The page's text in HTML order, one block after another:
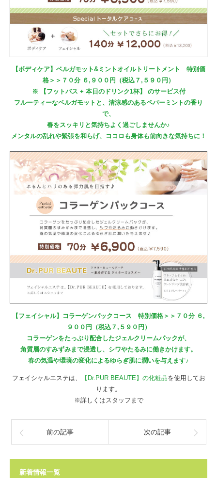
【ボディケア】ベルガモット&ミントオイルトリートメント 特別価
格＞＞７０分 ６,９００円（税込７,５９０円）
※ 【フットバス + 本日のドリンク1杯】 のサービス付
フルーティーなベルガモットと、清涼感のあるペパーミントの香り
で、
春をスッキリと気持ちよく過ごしませんか♪
メンタルの乱れや緊張を和らげ、ココロも身体も前向きな気持ちに！
【フェイシャル】コラーゲンパックコース 特別価格＞＞７０分 ６,
９００円（税込７,５９０円）
コラーゲンをたっぷり配合したジェルクリームパックが、
角質層のすみずみまで浸透し、シワやたるみに働きかけます。
春の気温や環境の変化によるゆらぎ肌に潤いを与えます♪
フェイシャルエステは、 【Dr.PUR BEAUTE】の化粧品を使用してお
ります。
※詳しくはスタッフまで
前の記事 次の記事
新着情報一覧